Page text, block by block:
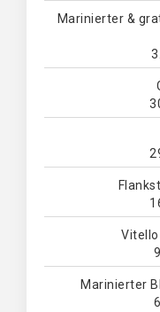
Marinierter &
Vitello
Marinierter